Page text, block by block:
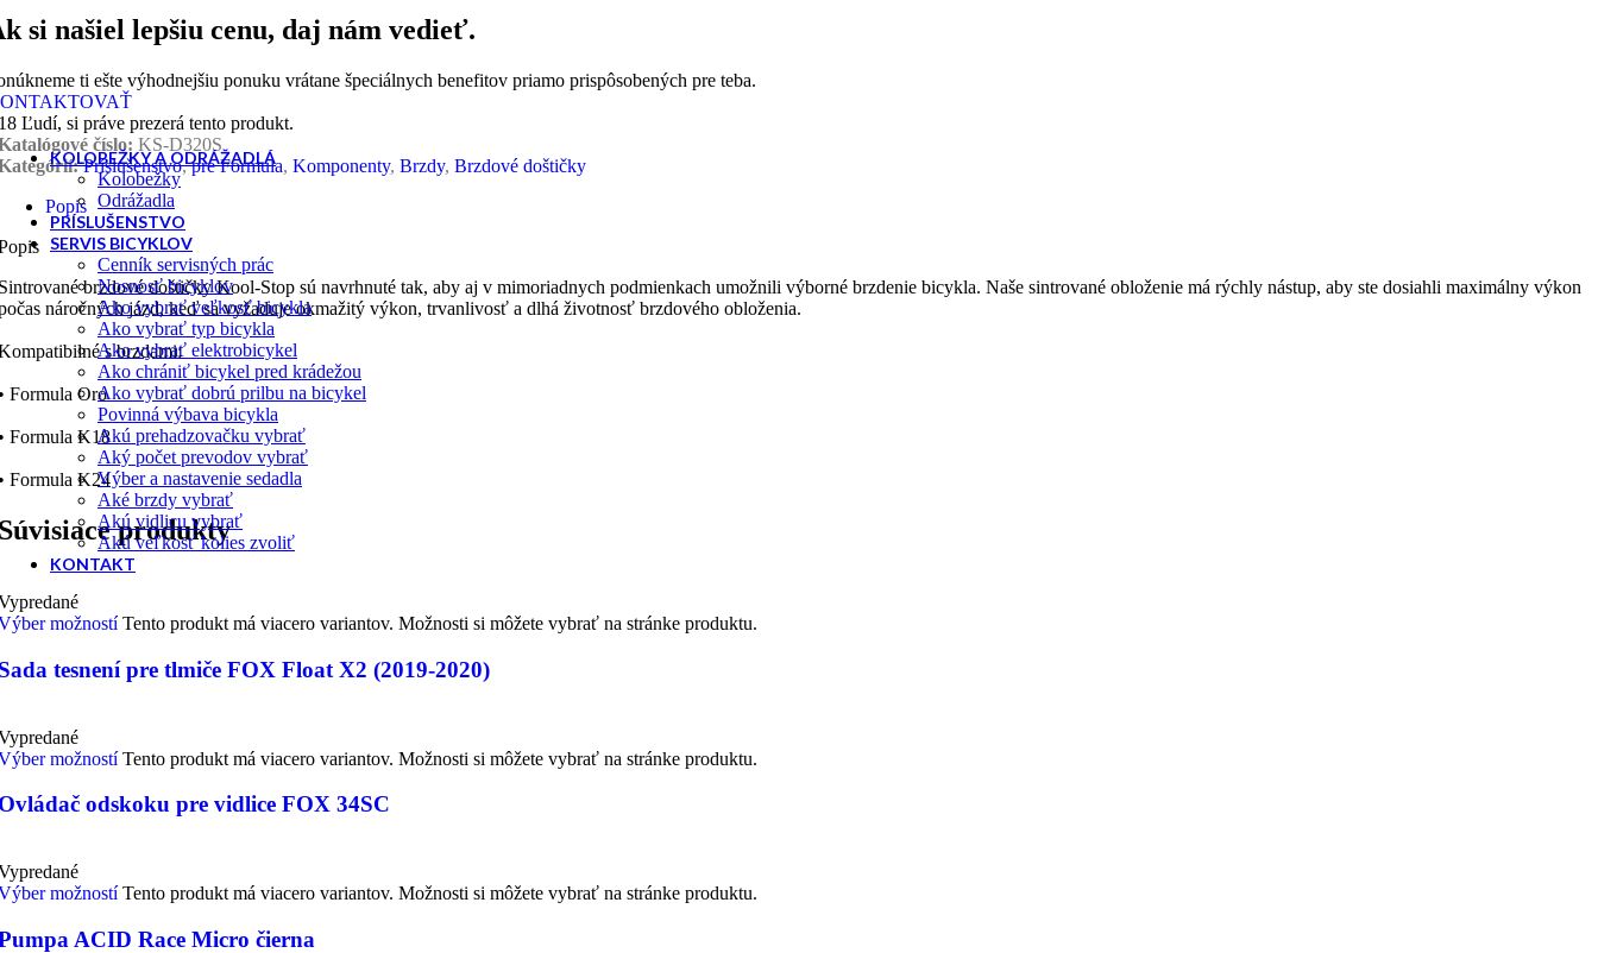
Trojkolka
KOLOBEŽKY A ODRÁŽADLÁ
Kolobežky
Odrážadla
PRÍSLUŠENSTVO
SERVIS BICYKLOV
Cenník servisných prác
Nosnosť bicyklov
Ako vybrať veľkosť bicykla
Ako vybrať typ bicykla
Ako vybrať elektrobicykel
Ako chrániť bicykel pred krádežou
Ako vybrať dobrú prilbu na bicykel
Povinná výbava bicykla
Akú prehadzovačku vybrať
Aký počet prevodov vybrať
Výber a nastavenie sedadla
Aké brzdy vybrať
Akú vidlicu vybrať
Akú veľkosť kolies zvoliť
KONTAKT
si našiel lepšiu cenu, daj nám vedieť.
ti ešte výhodnejšiu ponuku vrátane špeciálnych benefitov priamo prispôsobených pre teba.
Ľudí, si práve prezerá tento produkt.
číslo: KS-D320S
Príslušenstvo, pre Formula, Komponenty, Brzdy, Brzdové doštičky
Popis
brzdové doštičky Kool-Stop sú navrhnuté tak, aby aj v mimoriadnych podmienkach umožnili výborné brzdenie bicykla. Naše sintrované obloženie má rýchly nástup, aby ste dosiahli maximálny výkon
náročných jázd, keď sa vyžaduje okmažitý výkon, trvanlivosť a dlhá životnosť brzdového obloženia.
s brzdami:
Formula Oro
Formula K18
Formula K24
produkty
možností Tento produkt má viacero variantov. Možnosti si môžete vybrať na stránke produktu.
tesnení pre tlmiče FOX Float X2 (2019-2020)
možností Tento produkt má viacero variantov. Možnosti si môžete vybrať na stránke produktu.
odskoku pre vidlice FOX 34SC
možností Tento produkt má viacero variantov. Možnosti si môžete vybrať na stránke produktu.
ACID Race Micro čierna